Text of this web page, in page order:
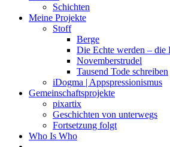
Schichten
Meine Projekte
Stoff
Berge
Die Echte werden – die
Novemberstrudel
Tausend Tode schreiben
iDogma | Appspressionismus
Gemeinschaftsprojekte
pixartix
Geschichten von unterwegs
Fortsetzung folgt
Who Is Who